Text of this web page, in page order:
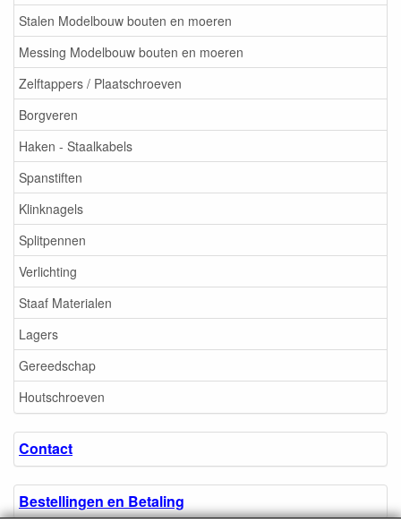
Stalen Modelbouw bouten en moeren
Messing Modelbouw bouten en moeren
Zelftappers / Plaatschroeven
Borgveren
Haken - Staalkabels
Spanstiften
Klinknagels
Splitpennen
Verlichting
Staaf Materialen
Lagers
Gereedschap
Houtschroeven
Contact
Bestellingen en Betaling